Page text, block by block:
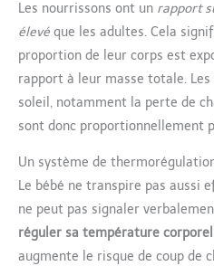
Les nourrissons ont un rapport
élevé que les adultes. Cela
proportion de leur corps est
rapport à leur masse totale. Les
soleil, notamment la perte de
sont donc proportionnellement
Un système de
Le bébé ne transpire pas aussi
ne peut pas signaler
réguler sa température
augmente le risque de coup de